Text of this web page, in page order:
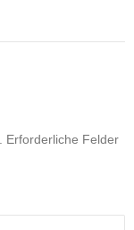
Erforderliche Felder